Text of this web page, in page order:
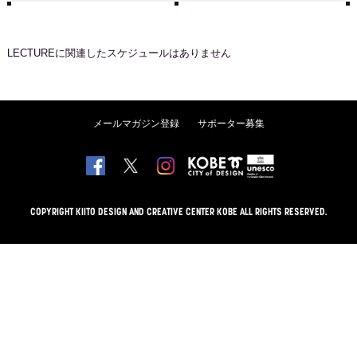
LECTUREに関連したスケジュールはありません
メールマガジン登録 サポーター募集
COPYRIGHT KIITO DESIGN AND CREATIVE CENTER KOBE ALL RIGHTS RESERVED.